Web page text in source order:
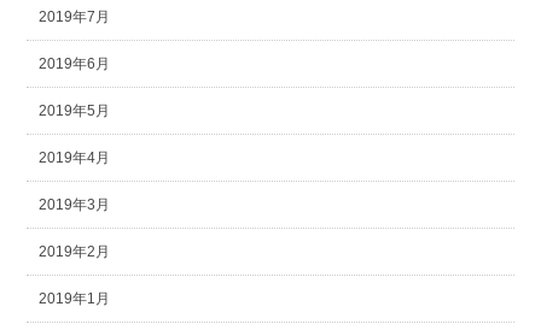
2019年7月
2019年6月
2019年5月
2019年4月
2019年3月
2019年2月
2019年1月